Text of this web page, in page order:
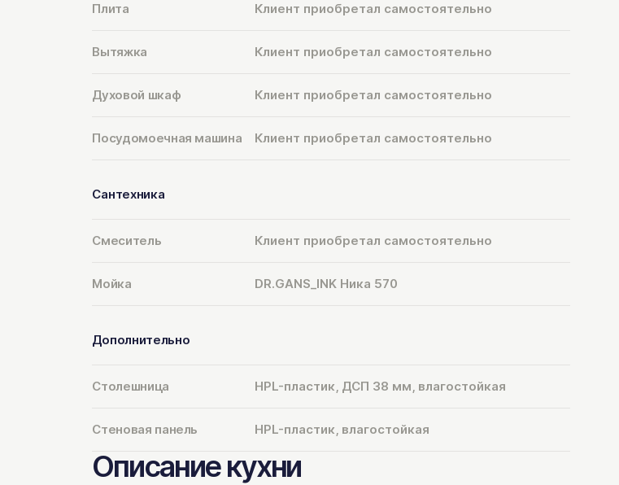
Плита Клиент приобретал самостоятельно
Вытяжка Клиент приобретал самостоятельно
Духовой шкаф Клиент приобретал самостоятельно
Посудомоечная машина Клиент приобретал самостоятельно
Сантехника
Смеситель Клиент приобретал самостоятельно
Мойка DR.GANS_INK Ника 570
Дополнительно
Столешница HPL-пластик, ДСП 38 мм, влагостойкая
Стеновая панель HPL-пластик, влагостойкая
Описание кухни